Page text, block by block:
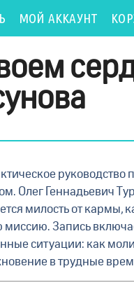
МОЙ АККАУНТ
Олег Геннадьевич
милость от кармы,
Запись
ситуации: как
в трудные